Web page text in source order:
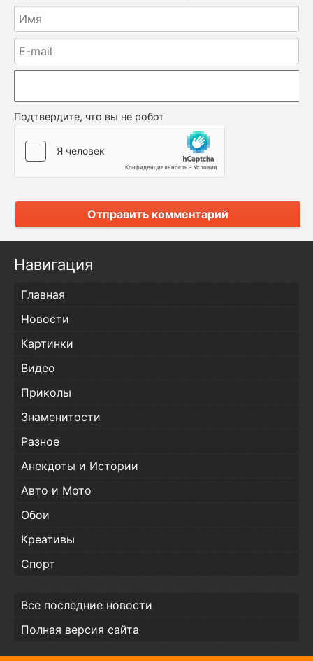
Подтвердите, что вы не робот
Отправить комментарий
Навигация
Главная
Новости
Картинки
Видео
Приколы
Знаменитости
Разное
Анекдоты и Истории
Авто и Мото
Обои
Креативы
Спорт
Все последние новости
Полная версия сайта